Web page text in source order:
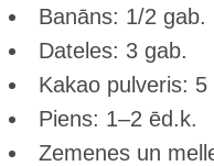
Banāns: 1/2 gab.
Dateles: 3 gab.
Kakao pulveris: 5
Piens: 1–2 ēd.k.
Zemenes un